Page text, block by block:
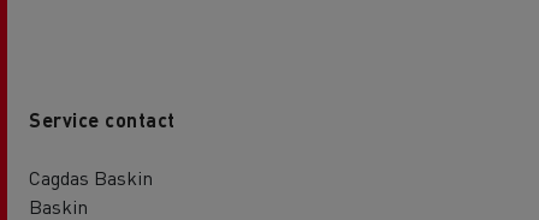
Service contact
Cagdas Baskin
Baskin